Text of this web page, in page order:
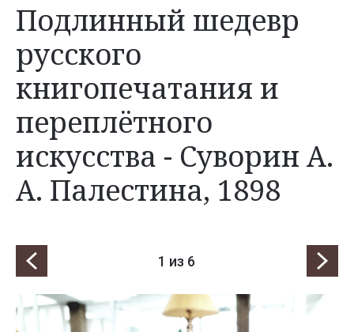
Подлинный шедевр
русского
книгопечатания и
переплётного
искусства - Суворин А.
А. Палестина, 1898
1 из 6